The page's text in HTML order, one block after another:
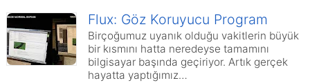
Flux: Göz Koruyucu Program
Birçoğumuz uyanık olduğu vakitlerin büyük
bir kısmını hatta neredeyse tamamını
bilgisayar başında geçiriyor. Artık gerçek
hayatta yaptığımız…